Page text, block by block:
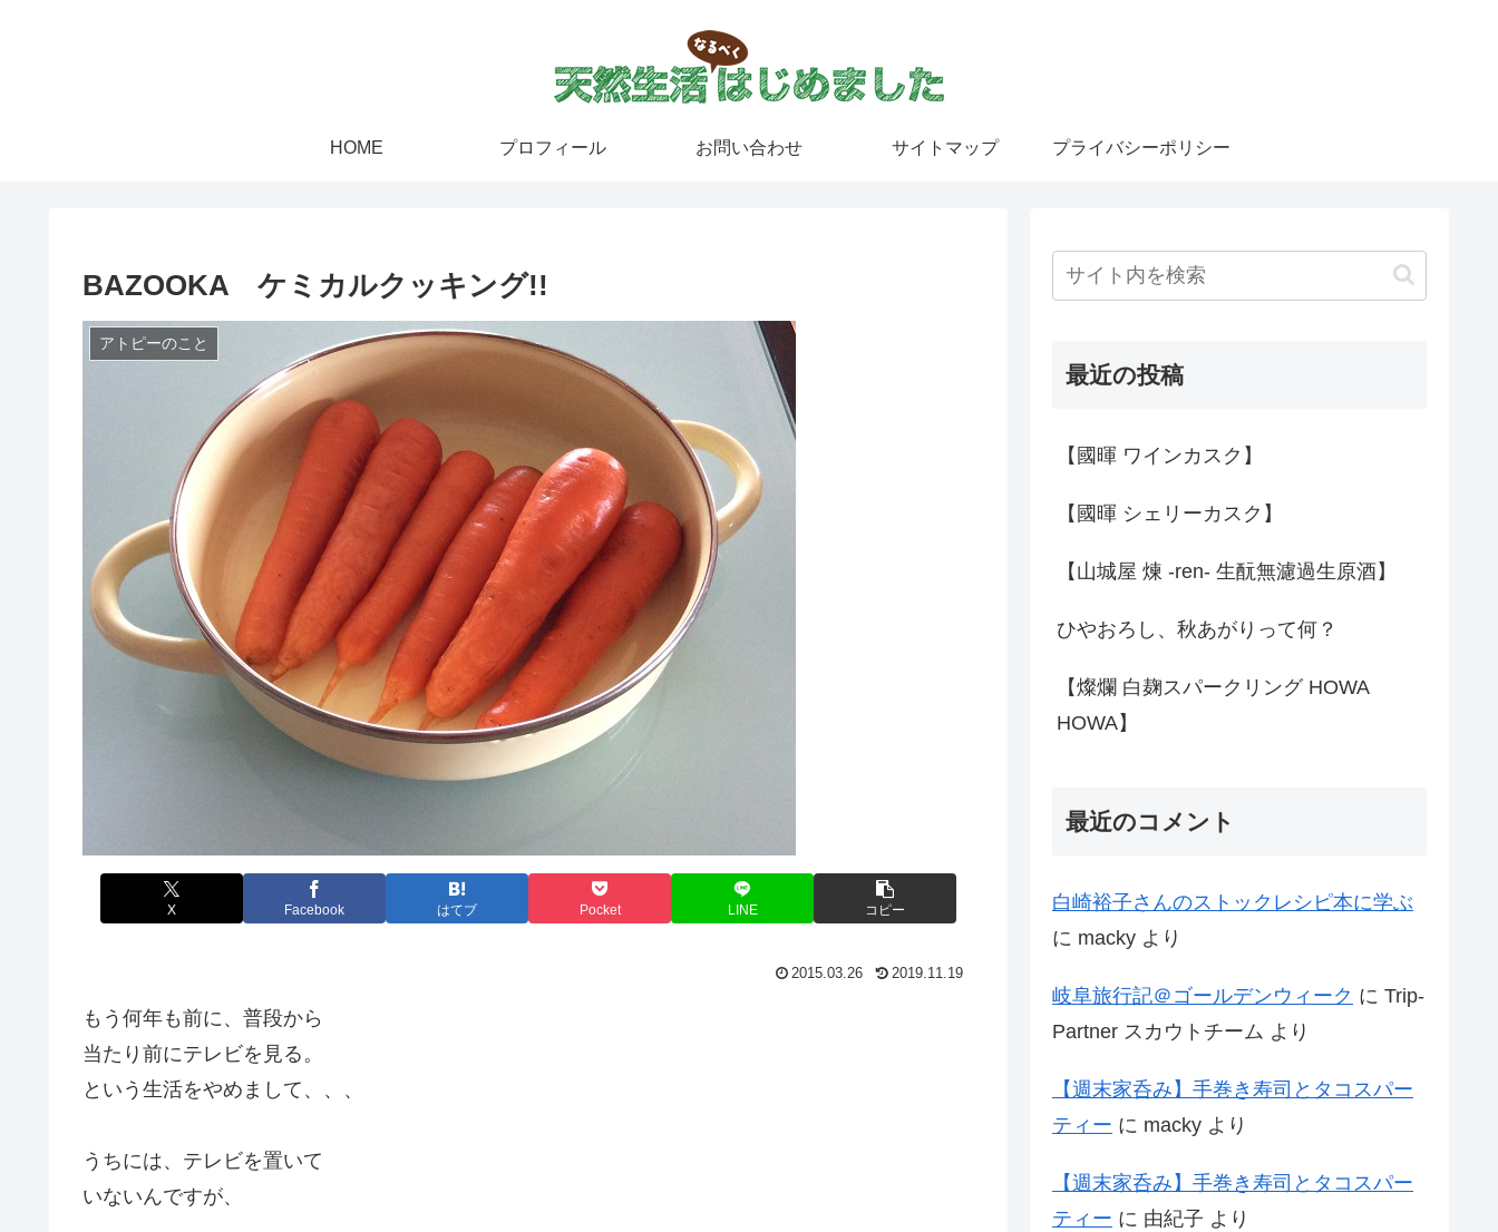
HOME プロフィール お問い合わせ サイトマップ プライバシーポリシー
BAZOOKA ケミカルクッキング!!
アトピーのこと
X Facebook はてブ Pocket LINE コピー
2015.03.26 2019.11.19
もう何年も前に、普段から
当たり前にテレビを見る。
という生活をやめまして、、、
うちには、テレビを置いて
いないんですが、
最近の投稿
【國暉 ワインカスク】
【國暉 シェリーカスク】
【山城屋 煉 -ren- 生酛無濾過生原酒】
ひやおろし、秋あがりって何？
【燦爛 白麹スパークリング HOWA
HOWA】
最近のコメント
白崎裕子さんのストックレシピ本に学ぶ
に macky より
岐阜旅行記＠ゴールデンウィーク に Trip-
Partner スカウトチーム より
【週末家呑み】手巻き寿司とタコスパー
ティー に macky より
【週末家呑み】手巻き寿司とタコスパー
ティー に 由紀子 より